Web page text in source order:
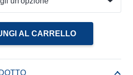
AL CARRELLO